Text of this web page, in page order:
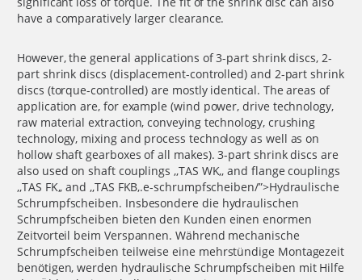
have a comparatively larger clearance.
However, the general applications of 3-part shrink discs, 2-
part shrink discs (displacement-controlled) and 2-part shrink
discs (torque-controlled) are mostly identical. The areas of
application are, for example (wind power, drive technology,
raw material extraction, conveying technology, crushing
technology, mixing and process technology as well as on
hollow shaft gearboxes of all makes). 3-part shrink discs are
also used on shaft couplings ,,TAS WK,, and flange couplings
,,TAS FK,, and ,,TAS FKB,.e-schrumpfscheiben/”>Hydraulische
Schrumpfscheiben. Insbesondere die hydraulischen
Schrumpfscheiben bieten den Kunden einen enormen
Zeitvorteil beim Verspannen. Während mechanische
Schrumpfscheiben teilweise eine mehrstündige Montagezeit
benötigen, werden hydraulische Schrumpfscheiben mit Hilfe